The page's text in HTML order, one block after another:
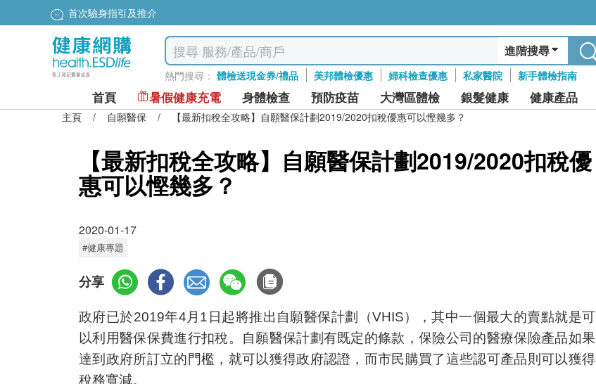
首次驗身指引及推介
進階搜尋
熱門搜尋： 體檢送現金券/禮品 美邦體檢優惠 婦科檢查優惠 私家醫院 新手體檢指南
首頁 暑假健康充電 身體檢查 預防疫苗 大灣區體檢 銀髮健康 健康產品
主頁 / 自願醫保 / 【最新扣稅全攻略】自願醫保計劃2019/2020扣稅優惠可以慳幾多？
【最新扣稅全攻略】自願醫保計劃2019/2020扣稅優
惠可以慳幾多？
2020-01-17
#健康專題
分享
政府已於2019年4月1日起將推出自願醫保計劃（VHIS），其中一個最大的賣點就是可
以利用醫保保費進行扣稅。自願醫保計劃有既定的條款，保險公司的醫療保險產品如果
達到政府所訂立的門檻，就可以獲得政府認證，而市民購買了這些認可產品則可以獲得
稅務寬減。